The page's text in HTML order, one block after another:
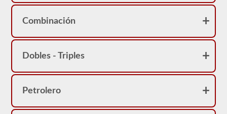
Combinación
Dobles - Triples
Petrolero